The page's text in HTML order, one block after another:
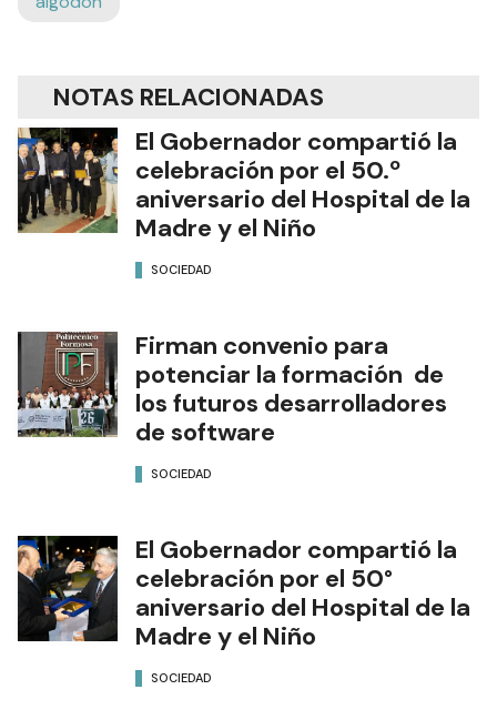
NOTAS RELACIONADAS
El Gobernador compartió la
celebración por el 50.º
aniversario del Hospital de la
Madre y el Niño
SOCIEDAD
Firman convenio para
potenciar la formación de
los futuros desarrolladores
de software
SOCIEDAD
El Gobernador compartió la
celebración por el 50°
aniversario del Hospital de la
Madre y el Niño
SOCIEDAD